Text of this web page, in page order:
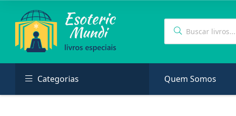
Categorias Quem Somos